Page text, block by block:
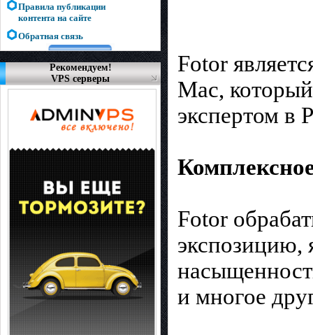
Правила публикации
контента на сайте
Обратная связь
Рекомендуем!
VPS серверы
Fotor
Mac,
экспертом в
Fotor
экспозицию,
и многое